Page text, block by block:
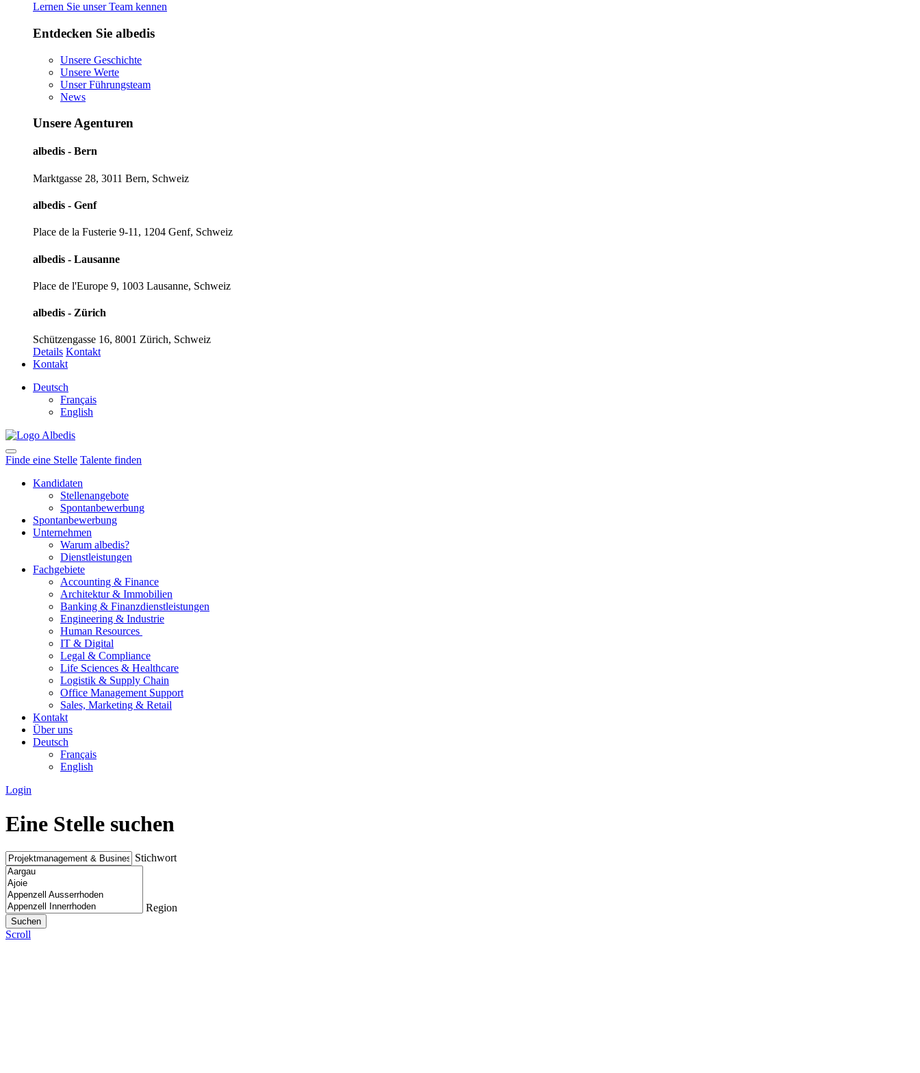
Lernen Sie unser Team kennen
Entdecken Sie albedis
Unsere Geschichte
Unsere Werte
Unser Führungsteam
News
Unsere Agenturen
albedis - Bern
Marktgasse 28, 3011 Bern, Schweiz
albedis - Genf
Place de la Fusterie 9-11, 1204 Genf, Schweiz
albedis - Lausanne
Place de l'Europe 9, 1003 Lausanne, Schweiz
albedis - Zürich
Schützengasse 16, 8001 Zürich, Schweiz
Details Kontakt
Kontakt
Deutsch
Français
English
Finde eine Stelle Talente finden
Kandidaten
Stellenangebote
Spontanbewerbung
Spontanbewerbung
Unternehmen
Warum albedis?
Dienstleistungen
Fachgebiete
Accounting & Finance
Architektur & Immobilien
Banking & Finanzdienstleistungen
Engineering & Industrie
Human Resources
IT & Digital
Legal & Compliance
Life Sciences & Healthcare
Logistik & Supply Chain
Office Management Support
Sales, Marketing & Retail
Kontakt
Über uns
Deutsch
Français
English
Login
Eine Stelle suchen
Stichwort
Region
Scroll